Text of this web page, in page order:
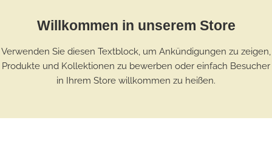
Willkommen in unserem Store
Verwenden Sie diesen Textblock, um Ankündigungen zu zeigen,
Produkte und Kollektionen zu bewerben oder einfach Besucher
in Ihrem Store willkommen zu heißen.